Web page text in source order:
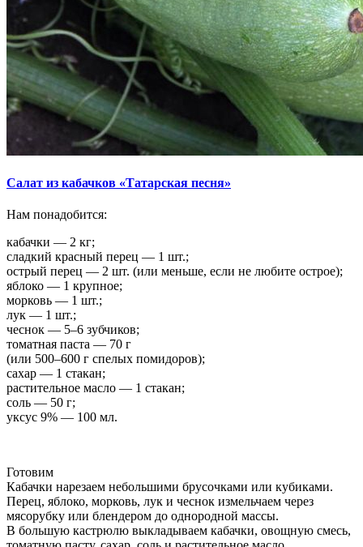
Салат из кабачков «Татарская песня»
Нам понадобится:
кабачки — 2 кг;
сладкий красный перец — 1 шт.;
острый перец — 2 шт. (или меньше, если не любите острое);
яблоко — 1 крупное;
морковь — 1 шт.;
лук — 1 шт.;
чеснок — 5–6 зубчиков;
томатная паста — 70 г
(или 500–600 г спелых помидоров);
сахар — 1 стакан;
растительное масло — 1 стакан;
соль — 50 г;
уксус 9% — 100 мл.
Готовим
Кабачки нарезаем небольшими брусочками или кубиками.
Перец, яблоко, морковь, лук и чеснок измельчаем через
мясорубку или блендером до однородной массы.
В большую кастрюлю выкладываем кабачки, овощную смесь,